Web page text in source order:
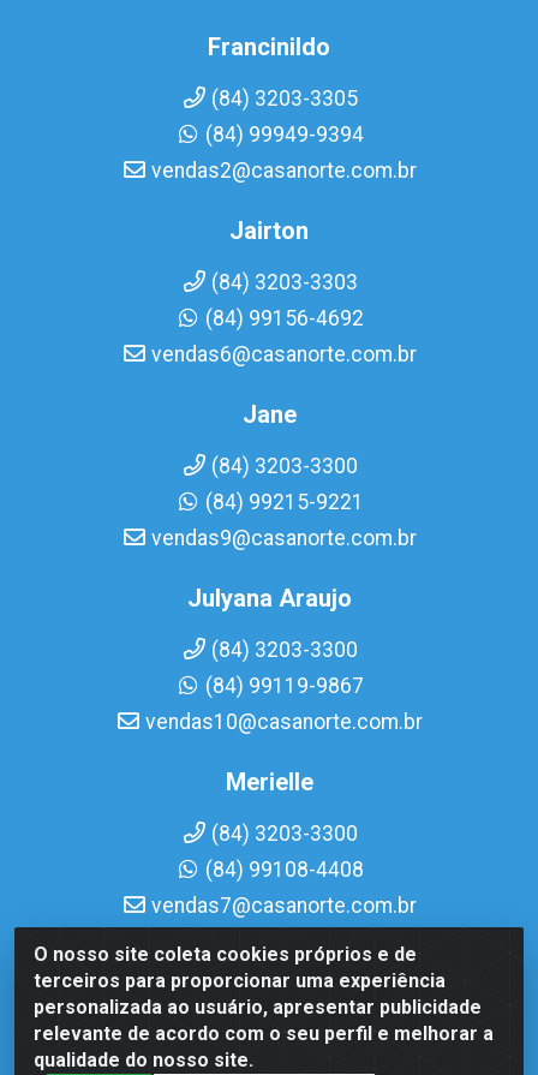
O nosso site coleta cookies próprios e de
terceiros para proporcionar uma experiência
personalizada ao usuário, apresentar publicidade
relevante de acordo com o seu perfil e melhorar a
qualidade do nosso site.
Francinildo
(84) 3203-3305
(84) 99949-9394
vendas2@casanorte.com.br
Jairton
(84) 3203-3303
(84) 99156-4692
vendas6@casanorte.com.br
Jane
(84) 3203-3300
(84) 99215-9221
vendas9@casanorte.com.br
Julyana Araujo
(84) 3203-3300
(84) 99119-9867
vendas10@casanorte.com.br
Merielle
(84) 3203-3300
(84) 99108-4408
vendas7@casanorte.com.br
Casa Norte LTDA - Av. Interventor Mário Câmara, 1815 -
Dix-Sept Rosado, Natal/RN - CEP 59054-600 - CNPJ
08.713.513/0001-51